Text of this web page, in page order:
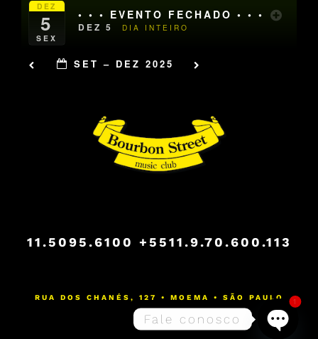
DEZ
5
SEX
• • • EVENTO FECHADO • • •
DEZ 5 DIA INTEIRO
SET – DEZ 2025
11.5095.6100 +5511.9.70.600.113
RUA DOS CHANÉS, 127 • MOEMA • SÃO PAULO
Fale conosco
1